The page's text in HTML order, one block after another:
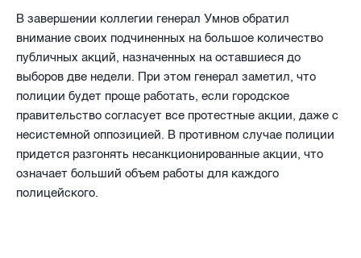
В завершении коллегии генерал Умнов обратил
внимание своих подчиненных на большое количество
публичных акций, назначенных на оставшиеся до
выборов две недели. При этом генерал заметил, что
полиции будет проще работать, если городское
правительство согласует все протестные акции, даже с
несистемной оппозицией. В противном случае полиции
придется разгонять несанкционированные акции, что
означает больший объем работы для каждого
полицейского.